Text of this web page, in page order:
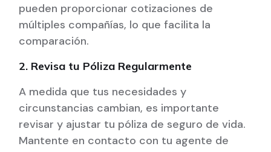
pueden proporcionar cotizaciones de
múltiples compañías, lo que facilita la
comparación.
2. Revisa tu Póliza Regularmente
A medida que tus necesidades y
circunstancias cambian, es importante
revisar y ajustar tu póliza de seguro de vida.
Mantente en contacto con tu agente de